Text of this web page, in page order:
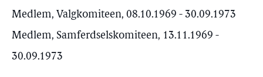
Medlem, Valgkomiteen, 08.10.1969 - 30.09.1973
Medlem, Samferdselskomiteen, 13.11.1969 -
30.09.1973